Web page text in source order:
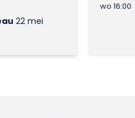
22 mei
wo 16:00